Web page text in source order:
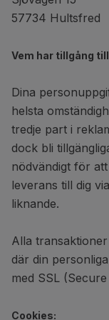
57734 Hultsfred
Vem har tillgång
Dina
helsta
tredje part i
dock bli
nödvändigt för
leverans till dig
liknande.
Alla
där din
med SSL
Cookies: